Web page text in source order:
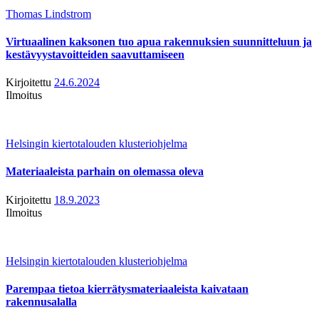
Thomas Lindstrom
Virtuaalinen kaksonen tuo apua rakennuksien suunnitteluun ja
kestävyystavoitteiden saavuttamiseen
Kirjoitettu 24.6.2024
Ilmoitus
Helsingin kiertotalouden klusteriohjelma
Materiaaleista parhain on olemassa oleva
Kirjoitettu 18.9.2023
Ilmoitus
Helsingin kiertotalouden klusteriohjelma
Parempaa tietoa kierrätysmateriaaleista kaivataan
rakennusalalla